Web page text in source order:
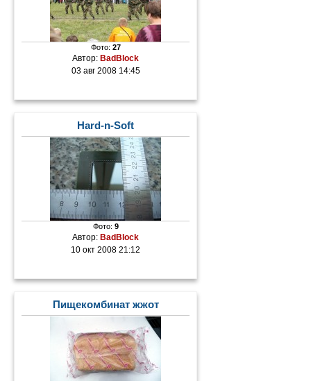
Фото: 27
Автор:BadBlock
03 авг 2008 14:45
Hard-n-Soft
Фото: 9
Автор:BadBlock
10 окт 2008 21:12
Пищекомбинат жжот